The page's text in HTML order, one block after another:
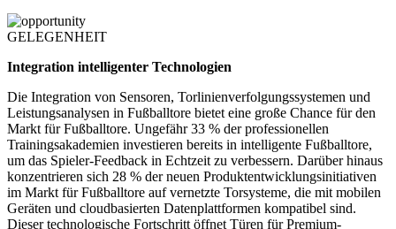
GELEGENHEIT
Integration intelligenter Technologien
Die Integration von Sensoren, Torlinienverfolgungssystemen und
Leistungsanalysen in Fußballtore bietet eine große Chance für den
Markt für Fußballtore. Ungefähr 33 % der professionellen
Trainingsakademien investieren bereits in intelligente Fußballtore,
um das Spieler-Feedback in Echtzeit zu verbessern. Darüber hinaus
konzentrieren sich 28 % der neuen Produktentwicklungsinitiativen
im Markt für Fußballtore auf vernetzte Torsysteme, die mit mobilen
Geräten und cloudbasierten Datenplattformen kompatibel sind.
Dieser technologische Fortschritt öffnet Türen für Premium-